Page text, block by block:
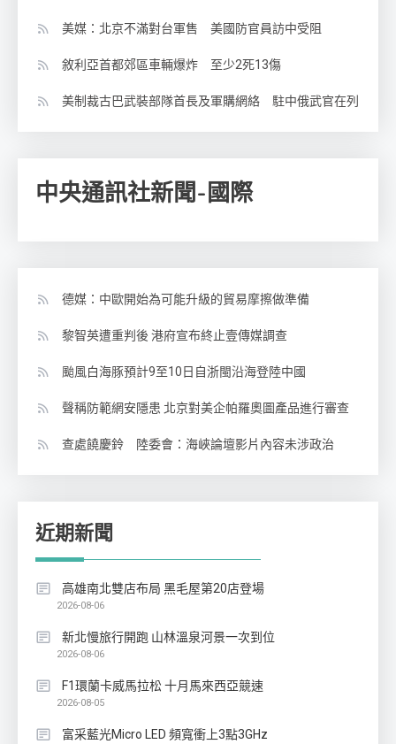
美媒：北京不滿對台軍售 美國防官員訪中受阻
敘利亞首都郊區車輛爆炸 至少2死13傷
美制裁古巴武裝部隊首長及軍購網絡 駐中俄武官在列
中央通訊社新聞-國際
德媒：中歐開始為可能升級的貿易摩擦做準備
黎智英遭重判後 港府宣布終止壹傳媒調查
颱風白海豚預計9至10日自浙閩沿海登陸中國
聲稱防範網安隱患 北京對美企帕羅奧圖產品進行審查
查處饒慶鈴 陸委會：海峽論壇影片內容未涉政治
近期新聞
高雄南北雙店布局 黑毛屋第20店登場
2026-08-06
新北慢旅行開跑 山林溫泉河景一次到位
2026-08-06
F1環蘭卡威馬拉松 十月馬來西亞競速
2026-08-05
富采藍光Micro LED 頻寬衝上3點3GHz